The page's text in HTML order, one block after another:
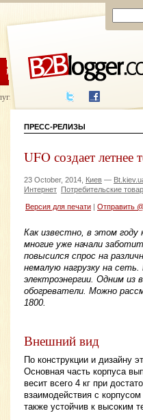
ЦЕНЫ ПОМОЩЬ
написания
ПРЕСС-РЕЛИЗЫ
UFO создает
23 October, 2014, Киев —
Интернет Потребительские
Версия для печати Отправить
Как известно, в этом
многие уже начали
повысился спрос на
немалую нагрузку на сеть.
электроэнергии. Одним
обогреватели. Можно
1800.
Внешний вид
По конструкции и дизайну
Основная часть корпуса
весит всего 4 кг при
взаимодействия с
также устойчив к высоким